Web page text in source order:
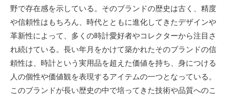
野で存在感を示している。 そのブランドの歴史は古く、精度
や信頼性はもちろん、時代とともに進化してきたデザインや
革新性によって、多くの時計愛好者やコレクターから注目さ
れ続けている。長い年月をかけて築かれたそのブランドの信
頼性は、時計という実用品を超えた価値を持ち、身につける
人の個性や価値観を表現するアイテムの一つとなっている。
このブランドが長い歴史の中で培ってきた技術や品質へのこ